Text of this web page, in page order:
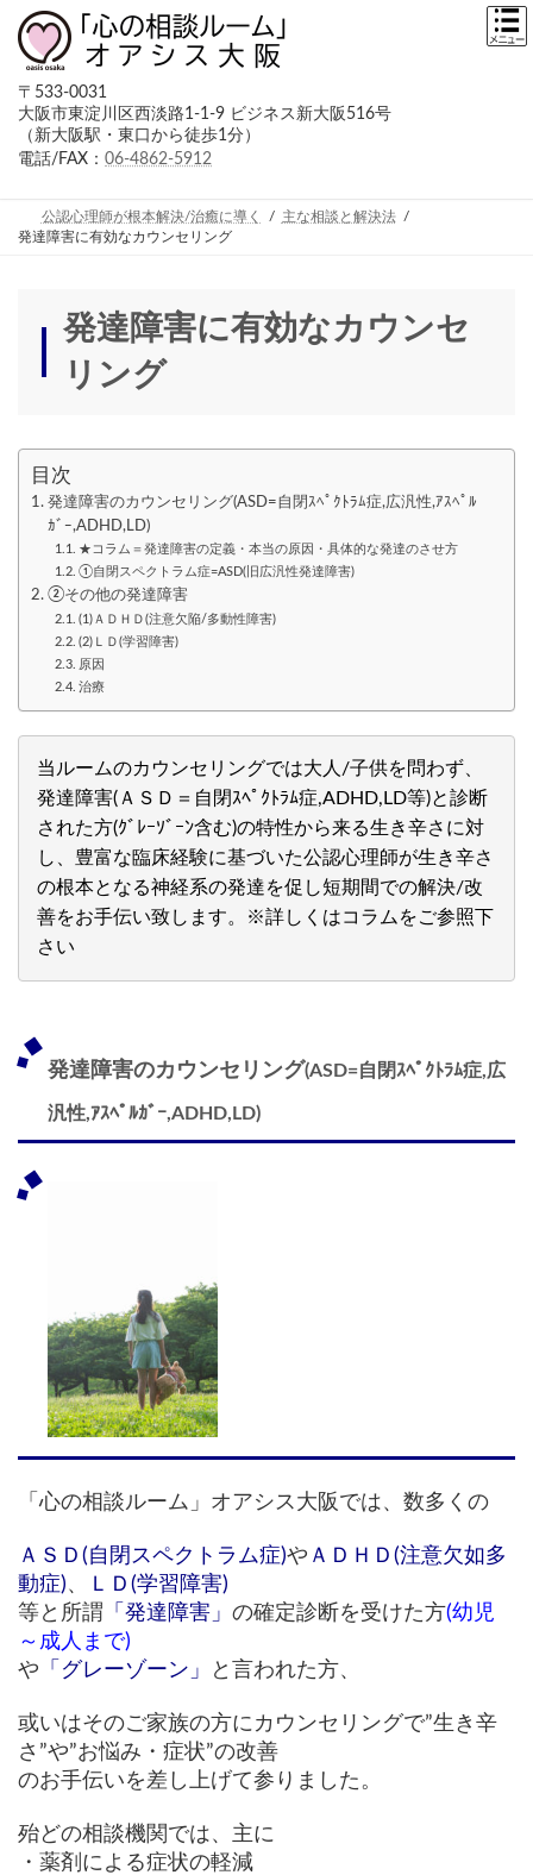
〒533-0031
大阪市東淀川区西淡路1-1-9 ビジネス新大阪516号
（新大阪駅・東口から徒歩1分）
電話/FAX： 06-4862-5912
公認心理師が根本解決/治癒に導く
主な相談と解決法
発達障害に有効なカウンセリング
発達障害に有効なカウンセ
リング
目次
発達障害のカウンセリング(ASD=自閉ｽﾍﾟｸﾄﾗﾑ症,広汎性,ｱｽﾍﾟﾙ
ｶﾞｰ,ADHD,LD)
★コラム＝発達障害の定義・本当の原因・具体的な発達のさせ方
①自閉スペクトラム症=ASD(旧広汎性発達障害)
②その他の発達障害
(1)ＡＤＨＤ(注意欠陥/多動性障害)
(2)ＬＤ(学習障害)
原因
治療
当ルームのカウンセリングでは大人/子供を問わず、
発達障害(ＡＳＤ＝自閉ｽﾍﾟｸﾄﾗﾑ症,ADHD,LD等)と診断
された方(ｸﾞﾚｰｿﾞｰﾝ含む)の特性から来る生き辛さに対
し、豊富な臨床経験に基づいた公認心理師が生き辛さ
の根本となる神経系の発達を促し短期間での解決/改
善をお手伝い致します。※詳しくはコラムをご参照下
さい
発達障害のカウンセリング(ASD=自閉ｽﾍﾟｸﾄﾗﾑ症,広
汎性,ｱｽﾍﾟﾙｶﾞｰ,ADHD,LD)
「心の相談ルーム」オアシス大阪では、数多くの
ＡＳＤ(自閉スペクトラム症)や ＡＤＨＤ(注意欠如多
動症)、
ＬＤ(学習障害)
等と所謂 「発達障害」 の確定診断を受けた方(幼児
～成人まで)
や 「グレーゾーン」 と言われた方、
或いはそのご家族の方にカウンセリングで”生き辛
さ”や”お悩み・症状”の改善
のお手伝いを差し上げて参りました。
殆どの相談機関では、主に
・薬剤による症状の軽減